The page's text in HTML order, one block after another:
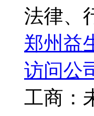
法律、
郑州益
访问公
工商：